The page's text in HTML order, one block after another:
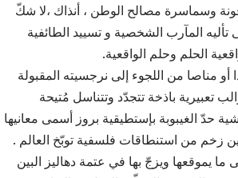
وسماسرة مصالح الوطن ، أنذاك ،لا شكّ
المآرب الشخصية و تسييد الطائفية
الحلم وحلم الواقعية.
أو مناصا من اللجوء إلى نرجسيته المقبولة
تعبيرية باذخة تتجدّد وتتناسل مُتيحة
حدّ الغيبوبة بإستطيقية بروز أسمى معانيها
زخم من استنطاقات فلسفية توبّخ العالم .
ويزجّ بها في عتمة دهاليز البين